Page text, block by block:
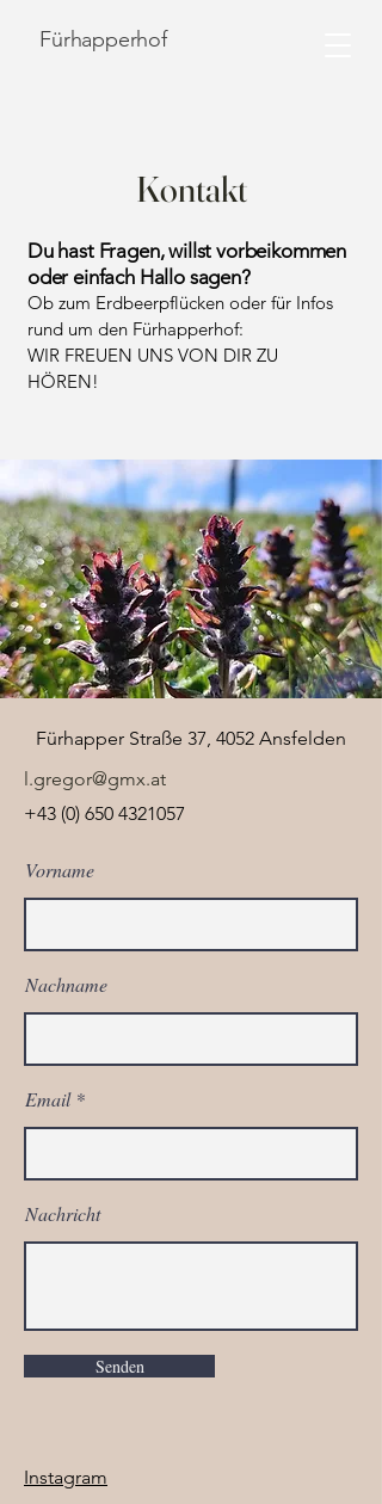
Fürhapperhof
Kontakt
Du hast Fragen, willst vorbeikommen
oder einfach Hallo sagen?
Ob zum Erdbeerpflücken oder für Infos
rund um den Fürhapperhof:
WIR FREUEN UNS VON DIR ZU
HÖREN!
Fürhapper Straße 37, 4052 Ansfelden
l.gregor@gmx.at
+43 (0) 650 4321057
Vorname
Nachname
Email
Nachricht
Senden
Instagram